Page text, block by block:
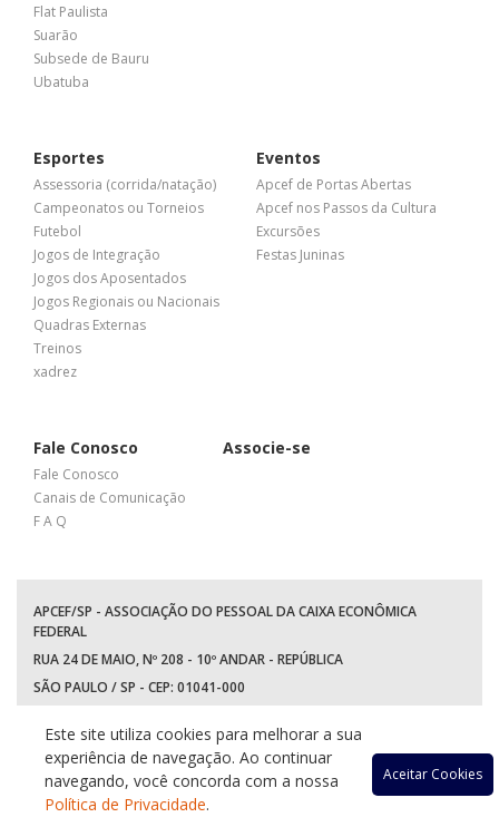
Flat Paulista
Suarão
Subsede de Bauru
Ubatuba
Esportes
Assessoria (corrida/natação)
Campeonatos ou Torneios
Futebol
Jogos de Integração
Jogos dos Aposentados
Jogos Regionais ou Nacionais
Quadras Externas
Treinos
xadrez
Eventos
Apcef de Portas Abertas
Apcef nos Passos da Cultura
Excursões
Festas Juninas
Fale Conosco
Fale Conosco
Canais de Comunicação
F A Q
Associe-se
APCEF/SP - ASSOCIAÇÃO DO PESSOAL DA CAIXA ECONÔMICA
FEDERAL
RUA 24 DE MAIO, Nº 208 - 10º ANDAR - REPÚBLICA
SÃO PAULO / SP - CEP: 01041-000
WhatsApp: (11) 94597-5758
Acessar
Acessar
Este site utiliza cookies para melhorar a sua
experiência de navegação. Ao continuar
navegando, você concorda com a nossa
Política de Privacidade.
Aceitar Cookies